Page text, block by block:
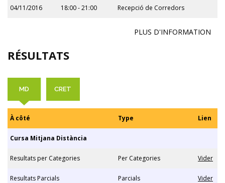
04/11/2016 18:00 - 21:00 Recepció de Corredors
PLUS D'INFORMATION
RÉSULTATS
MD CRET
À côté Type Lien
Cursa Mitjana Distància
Resultats per Categories Per Categories Vider
Resultats Parcials Parcials Vider